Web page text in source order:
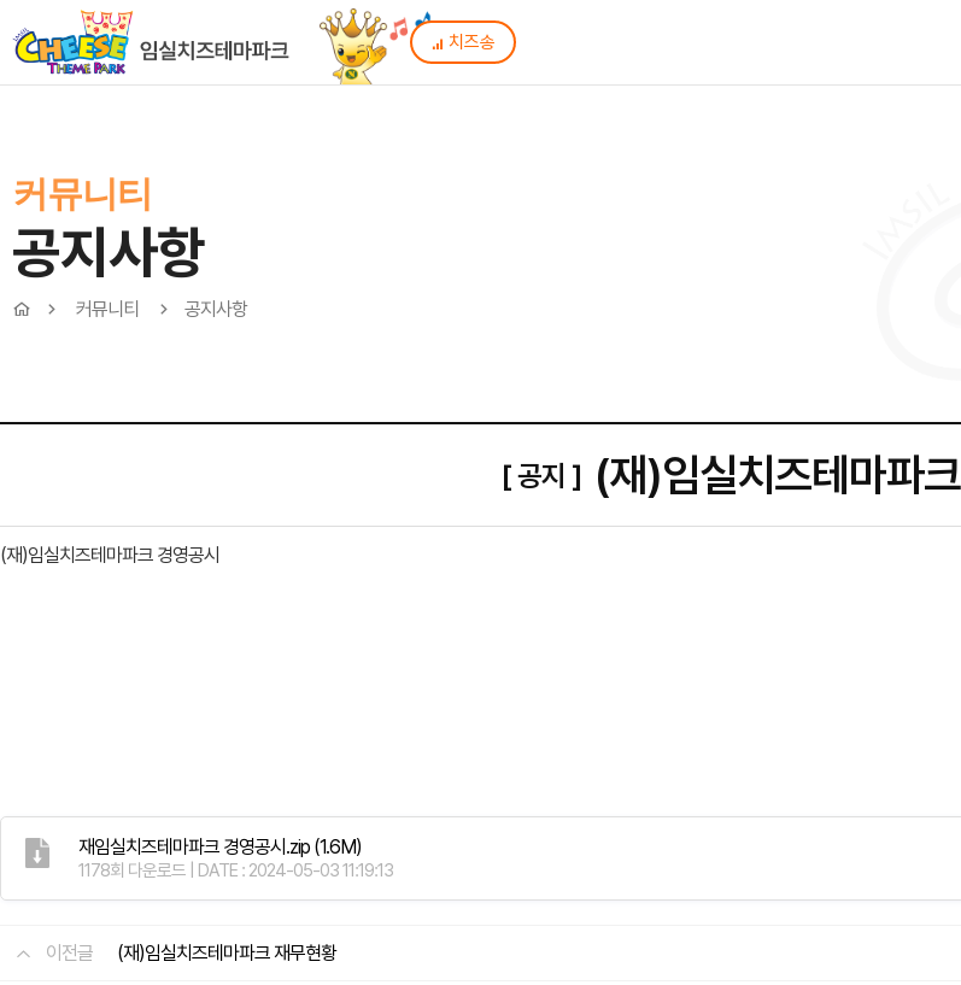
치즈송
커뮤니티
공지사항
커뮤니티 공지사항
[ 공지 ] (재)임실치즈테마파
(재)임실치즈테마파크 경영공시
재임실치즈테마파크 경영공시.zip (1.6M)
1178회 다운로드 | DATE : 2024-05-03 11:19:13
이전글 (재)임실치즈테마파크 재무현황